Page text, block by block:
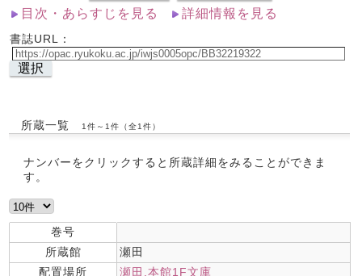
目次・あらすじを見る 詳細情報を見る
書誌URL：
選択
所蔵一覧 1件～1件（全1件）
ナンバーをクリックすると所蔵詳細をみることができま
す。
巻号
所蔵館
瀬田
配置場所
瀬田.本館1F文庫